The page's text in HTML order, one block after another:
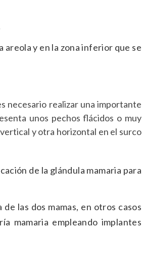
y en la zona inferior que se
necesario realizar una importante
unos pechos flácidos o muy
y otra horizontal en el surco
de la glándula mamaria para
las dos mamas, en otros casos
mamaria empleando implantes